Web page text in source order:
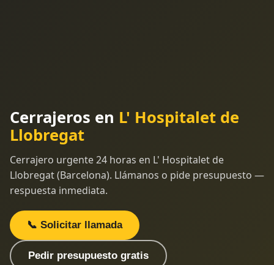
Cerrajeros en L' Hospitalet de
Llobregat
Cerrajero urgente 24 horas en L' Hospitalet de
Llobregat (Barcelona). Llámanos o pide presupuesto —
respuesta inmediata.
📞 Solicitar llamada
Pedir presupuesto gratis